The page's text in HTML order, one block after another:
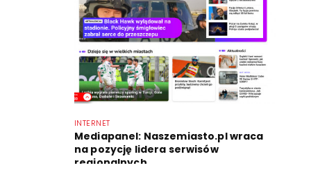
INTERNET
Mediapanel: Naszemiasto.pl wraca
na pozycję lidera serwisów
regionalnych